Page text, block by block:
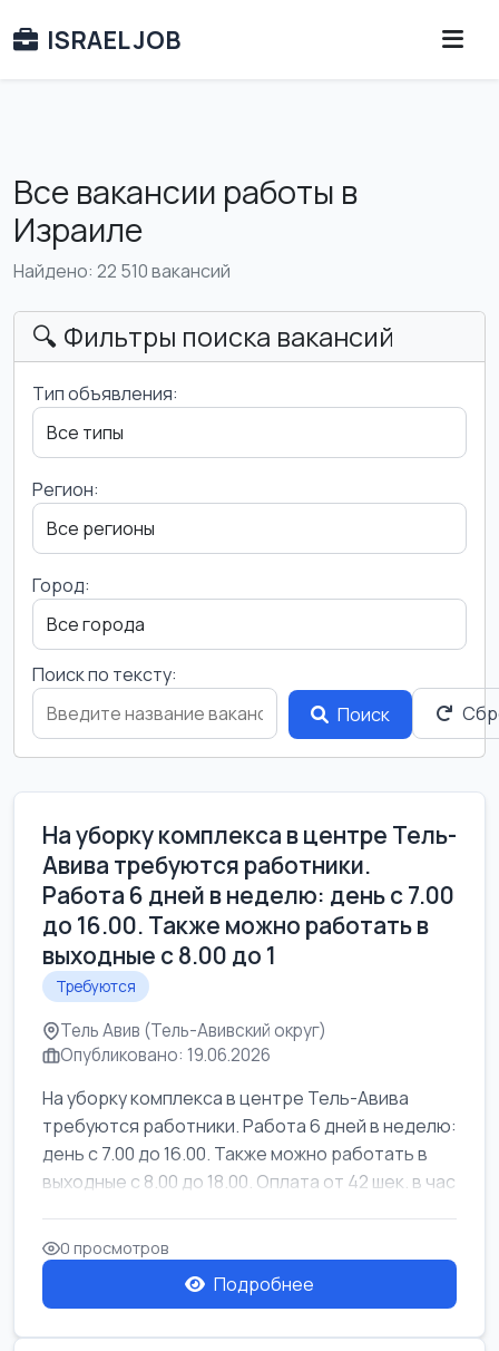
ISRAEL JOB
Все вакансии работы в
Израиле
Найдено: 22 510 вакансий
🔍 Фильтры поиска вакансий
Тип объявления:
Регион:
Город:
Поиск по тексту:
Поиск
На уборку комплекса в центре Тель-
Авива требуются работники.
Работа 6 дней в неделю: день с 7.00
до 16.00. Также можно работать в
выходные с 8.00 до 1
Требуются
Тель Авив (Тель-Авивский округ)
Опубликовано: 19.06.2026
На уборку комплекса в центре Тель-Авива
требуются работники. Работа 6 дней в неделю:
день с 7.00 до 16.00. Также можно работать в
выходные с 8.00 до 18.00. Оплата от 42 шек. в час
0 просмотров
Подробнее